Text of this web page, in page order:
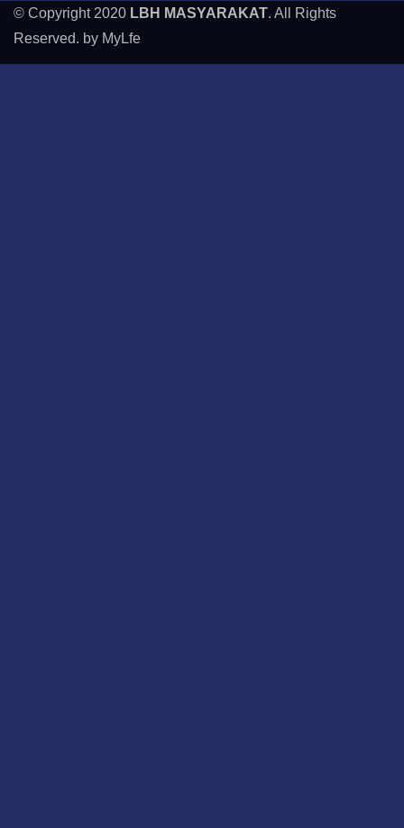
© Copyright 2020 LBH MASYARAKAT. All Rights
Reserved. by MyLfe